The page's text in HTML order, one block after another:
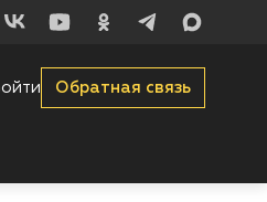
Обратная связь